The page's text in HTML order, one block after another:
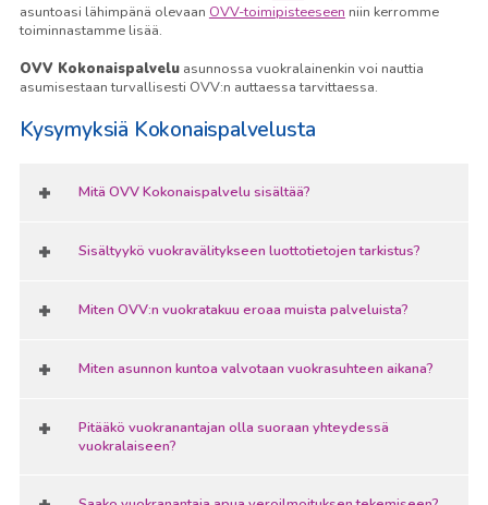
asuntoasi lähimpänä olevaan OVV-toimipisteeseen niin kerromme
toiminnastamme lisää.
OVV Kokonaispalveluasunnossa vuokralainenkin voi nauttia
asumisestaan turvallisesti OVV:n auttaessa tarvittaessa.
Kysymyksiä Kokonaispalvelusta
Mitä OVV Kokonaispalvelu sisältää?
Sisältyykö vuokravälitykseen luottotietojen tarkistus?
Miten OVV:n vuokratakuu eroaa muista palveluista?
Miten asunnon kuntoa valvotaan vuokrasuhteen aikana?
Pitääkö vuokranantajan olla suoraan yhteydessä
vuokralaiseen?